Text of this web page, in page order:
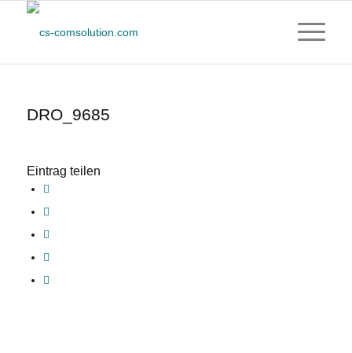
DRO_9685
Eintrag teilen